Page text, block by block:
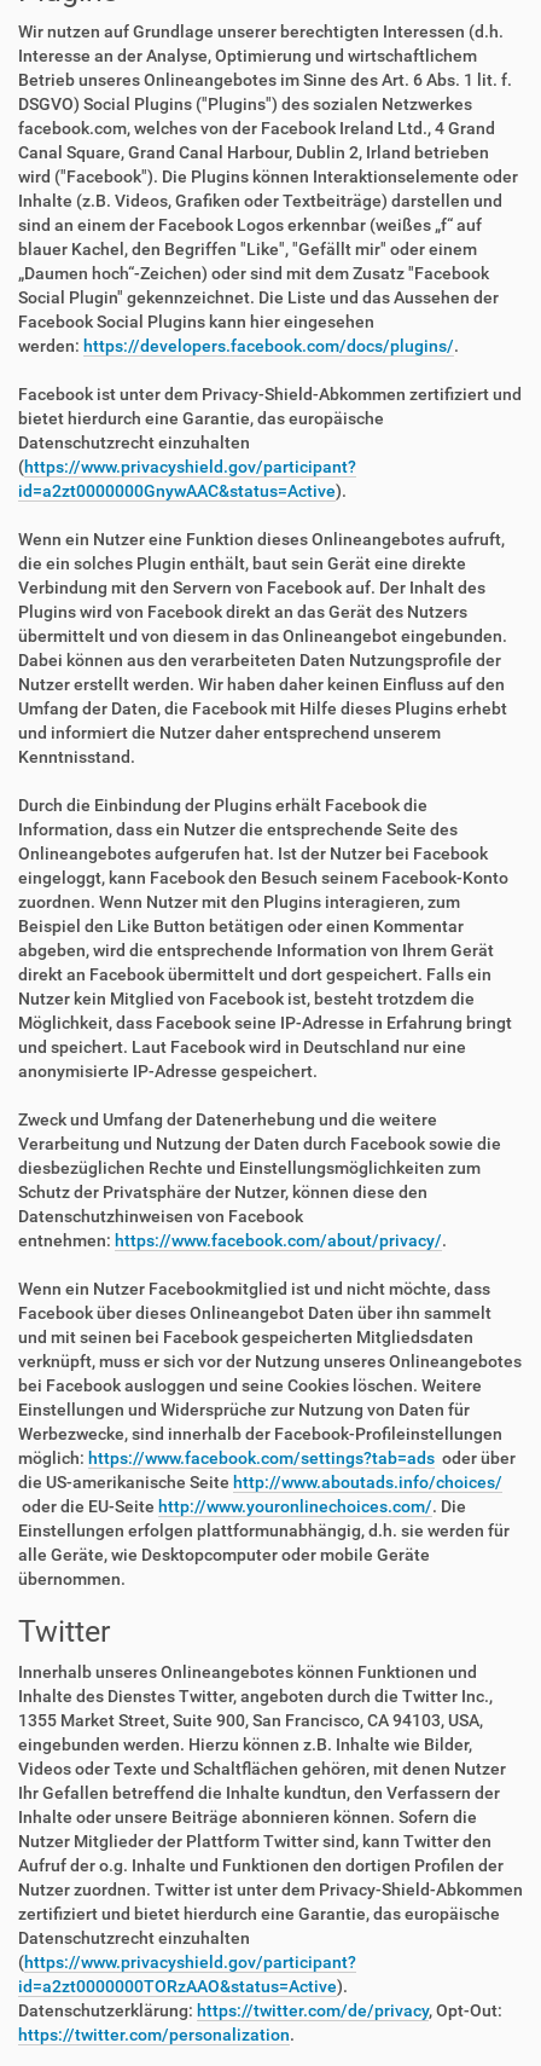
Wir nutzen auf Grundlage unserer berechtigten Interessen (d.h.
Interesse an der Analyse, Optimierung und wirtschaftlichem
Betrieb unseres Onlineangebotes im Sinne des Art. 6 Abs. 1 lit. f.
DSGVO) Social Plugins ("Plugins") des sozialen Netzwerkes
facebook.com, welches von der Facebook Ireland Ltd., 4 Grand
Canal Square, Grand Canal Harbour, Dublin 2, Irland betrieben
wird ("Facebook"). Die Plugins können Interaktionselemente oder
Inhalte (z.B. Videos, Grafiken oder Textbeiträge) darstellen und
sind an einem der Facebook Logos erkennbar (weißes „f“ auf
blauer Kachel, den Begriffen "Like", "Gefällt mir" oder einem
„Daumen hoch“-Zeichen) oder sind mit dem Zusatz "Facebook
Social Plugin" gekennzeichnet. Die Liste und das Aussehen der
Facebook Social Plugins kann hier eingesehen
werden: https://developers.facebook.com/docs/plugins/.
Facebook ist unter dem Privacy-Shield-Abkommen zertifiziert und
bietet hierdurch eine Garantie, das europäische
Datenschutzrecht einzuhalten
(https://www.privacyshield.gov/participant?
id=a2zt0000000GnywAAC&status=Active).
Wenn ein Nutzer eine Funktion dieses Onlineangebotes aufruft,
die ein solches Plugin enthält, baut sein Gerät eine direkte
Verbindung mit den Servern von Facebook auf. Der Inhalt des
Plugins wird von Facebook direkt an das Gerät des Nutzers
übermittelt und von diesem in das Onlineangebot eingebunden.
Dabei können aus den verarbeiteten Daten Nutzungsprofile der
Nutzer erstellt werden. Wir haben daher keinen Einfluss auf den
Umfang der Daten, die Facebook mit Hilfe dieses Plugins erhebt
und informiert die Nutzer daher entsprechend unserem
Kenntnisstand.
Durch die Einbindung der Plugins erhält Facebook die
Information, dass ein Nutzer die entsprechende Seite des
Onlineangebotes aufgerufen hat. Ist der Nutzer bei Facebook
eingeloggt, kann Facebook den Besuch seinem Facebook-Konto
zuordnen. Wenn Nutzer mit den Plugins interagieren, zum
Beispiel den Like Button betätigen oder einen Kommentar
abgeben, wird die entsprechende Information von Ihrem Gerät
direkt an Facebook übermittelt und dort gespeichert. Falls ein
Nutzer kein Mitglied von Facebook ist, besteht trotzdem die
Möglichkeit, dass Facebook seine IP-Adresse in Erfahrung bringt
und speichert. Laut Facebook wird in Deutschland nur eine
anonymisierte IP-Adresse gespeichert.
Zweck und Umfang der Datenerhebung und die weitere
Verarbeitung und Nutzung der Daten durch Facebook sowie die
diesbezüglichen Rechte und Einstellungsmöglichkeiten zum
Schutz der Privatsphäre der Nutzer, können diese den
Datenschutzhinweisen von Facebook
entnehmen: https://www.facebook.com/about/privacy/.
Wenn ein Nutzer Facebookmitglied ist und nicht möchte, dass
Facebook über dieses Onlineangebot Daten über ihn sammelt
und mit seinen bei Facebook gespeicherten Mitgliedsdaten
verknüpft, muss er sich vor der Nutzung unseres Onlineangebotes
bei Facebook ausloggen und seine Cookies löschen. Weitere
Einstellungen und Widersprüche zur Nutzung von Daten für
Werbezwecke, sind innerhalb der Facebook-Profileinstellungen
möglich: https://www.facebook.com/settings?tab=ads oder über
die US-amerikanische Seite http://www.aboutads.info/choices/
oder die EU-Seite http://www.youronlinechoices.com/. Die
Einstellungen erfolgen plattformunabhängig, d.h. sie werden für
alle Geräte, wie Desktopcomputer oder mobile Geräte
übernommen.
Twitter
Innerhalb unseres Onlineangebotes können Funktionen und
Inhalte des Dienstes Twitter, angeboten durch die Twitter Inc.,
1355 Market Street, Suite 900, San Francisco, CA 94103, USA,
eingebunden werden. Hierzu können z.B. Inhalte wie Bilder,
Videos oder Texte und Schaltflächen gehören, mit denen Nutzer
Ihr Gefallen betreffend die Inhalte kundtun, den Verfassern der
Inhalte oder unsere Beiträge abonnieren können. Sofern die
Nutzer Mitglieder der Plattform Twitter sind, kann Twitter den
Aufruf der o.g. Inhalte und Funktionen den dortigen Profilen der
Nutzer zuordnen. Twitter ist unter dem Privacy-Shield-Abkommen
zertifiziert und bietet hierdurch eine Garantie, das europäische
Datenschutzrecht einzuhalten
(https://www.privacyshield.gov/participant?
id=a2zt0000000TORzAAO&status=Active).
Datenschutzerklärung: https://twitter.com/de/privacy, Opt-Out:
https://twitter.com/personalization.